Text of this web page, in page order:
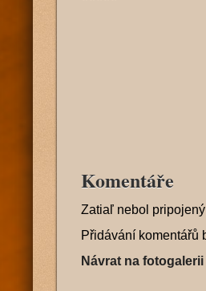
Komentáře
Zatiaľ nebol
Přidávání komentářů
Návrat na fotogalerii